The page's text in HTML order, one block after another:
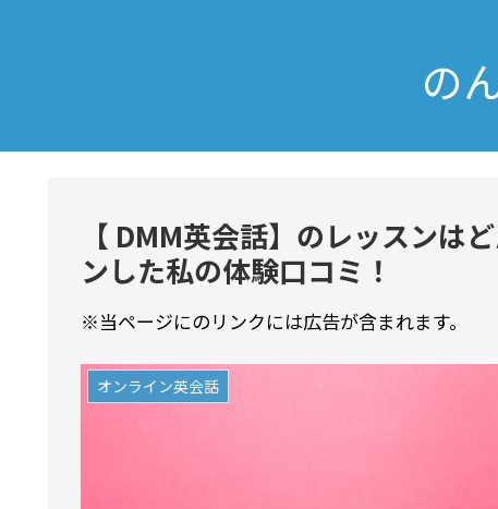
の
【 DMM英会話】のレッスンは
ンした私の体験口コミ！
※当ページにのリンクには広告が含まれます。
オンライン英会話